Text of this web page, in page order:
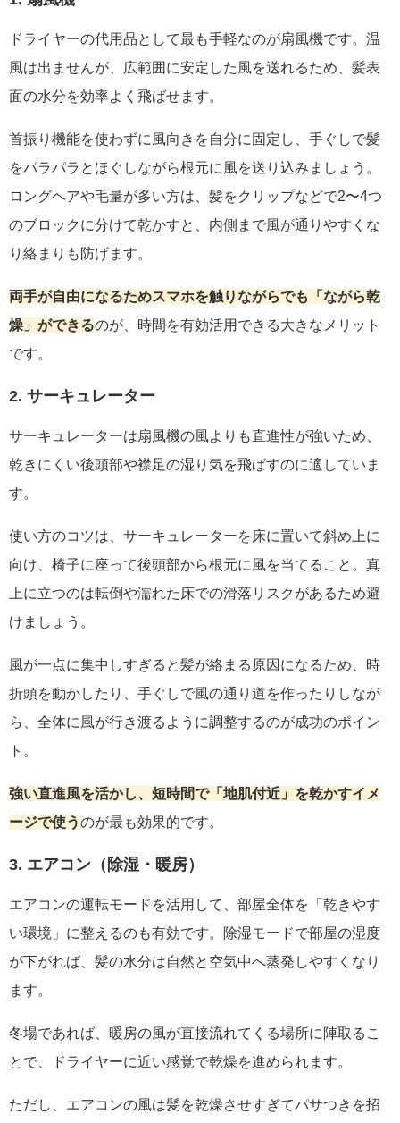
ドライヤーの代用品として最も手軽なのが扇風機です。温
風は出ませんが、広範囲に安定した風を送れるため、髪表
面の水分を効率よく飛ばせます。
首振り機能を使わずに風向きを自分に固定し、手ぐしで髪
をパラパラとほぐしながら根元に風を送り込みましょう。
ロングヘアや毛量が多い方は、髪をクリップなどで2〜4つ
のブロックに分けて乾かすと、内側まで風が通りやすくな
り絡まりも防げます。
両手が自由になるためスマホを触りながらでも「ながら乾
燥」ができるのが、時間を有効活用できる大きなメリット
です。
2. サーキュレーター
サーキュレーターは扇風機の風よりも直進性が強いため、
乾きにくい後頭部や襟足の湿り気を飛ばすのに適していま
す。
使い方のコツは、サーキュレーターを床に置いて斜め上に
向け、椅子に座って後頭部から根元に風を当てること。真
上に立つのは転倒や濡れた床での滑落リスクがあるため避
けましょう。
風が一点に集中しすぎると髪が絡まる原因になるため、時
折頭を動かしたり、手ぐしで風の通り道を作ったりしなが
ら、全体に風が行き渡るように調整するのが成功のポイン
ト。
強い直進風を活かし、短時間で「地肌付近」を乾かすイメ
ージで使うのが最も効果的です。
3. エアコン（除湿・暖房）
エアコンの運転モードを活用して、部屋全体を「乾きやす
い環境」に整えるのも有効です。除湿モードで部屋の湿度
が下がれば、髪の水分は自然と空気中へ蒸発しやすくなり
ます。
冬場であれば、暖房の風が直接流れてくる場所に陣取るこ
とで、ドライヤーに近い感覚で乾燥を進められます。
ただし、エアコンの風は髪を乾燥させすぎてパサつきを招